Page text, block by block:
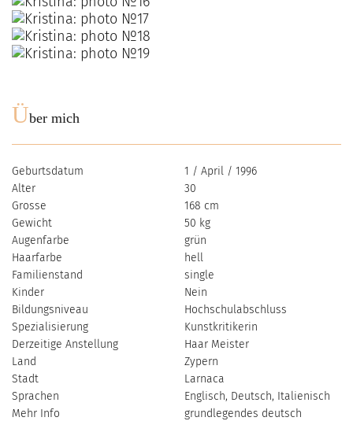
Über mich
Geburtsdatum
1 / April / 1996
Alter
30
Grosse
168 cm
Gewicht
50 kg
Augenfarbe
grün
Haarfarbe
hell
Familienstand
single
Kinder
Nein
Bildungsniveau
Hochschulabschluss
Spezialisierung
Kunstkritikerin
Derzeitige Anstellung
Haar Meister
Land
Zypern
Stadt
Larnaca
Sprachen
Englisch, Deutsch, Italienisch
Mehr Info
grundlegendes deutsch